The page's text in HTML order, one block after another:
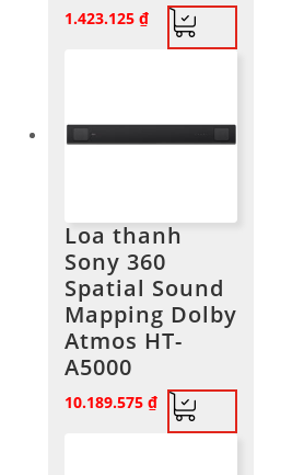
1.423.125 ₫
Loa thanh
Sony 360
Spatial Sound
Mapping Dolby
Atmos HT-
A5000
10.189.575 ₫